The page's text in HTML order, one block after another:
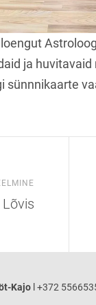
ja
sünnnikaarte
Kajo l +372